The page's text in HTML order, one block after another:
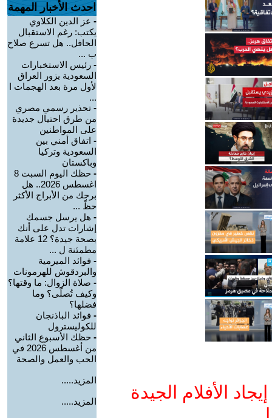
الأفلام الجيدة
احدث الأخبار المهمة
- عز الدين الكلاوي
يكتب: رغم الاستقبال
الحافل.. هل تسرع صلاح
ب ...
- رئيس الاستخبارات
السعودية يزور العراق
لأول مرة بعد الهجمات ا
...
- تحذير رسمي مصري
من طرق احتيال جديدة
على المواطنين
- اتفاق أمني بين
السعودية وتركيا
وباكستان
-
حظك اليوم السبت 8
اغسطس 2026.. هل
برجك من الأبراج الأكثر
حظً ...
- هل يرسل جسمك
إشارات تدل على أنك
بصحة جيدة؟ 12 علامة
مطمئنة ل ...
- فوائد الميرمية
والبردقوش للهرمونات
- صلاة الزوال: ما وقتها؟
وكيف تُصلّى؟ وما
فضلها؟
- فوائد الباذنجان
للكوليسترول
- حظك الأسبوع الثاني
من أغسطس 2026 في
الحب والعمل والصحة
المزيد.....
المزيد.....